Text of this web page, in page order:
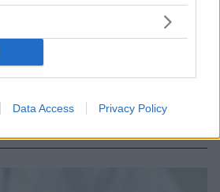
Data Access Privacy Policy
και γόνατος: Επεμβάσεις
την ίδια ημέρα
γίνει τεράστια πρόοδος στις
και Γόνατος με την ανάπτυξη
MAKO, και των
παρουσιάζει ο κύριος
ΥΓΕΙΑ